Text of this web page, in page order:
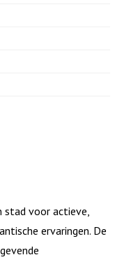
stad voor actieve,
ervaringen. De